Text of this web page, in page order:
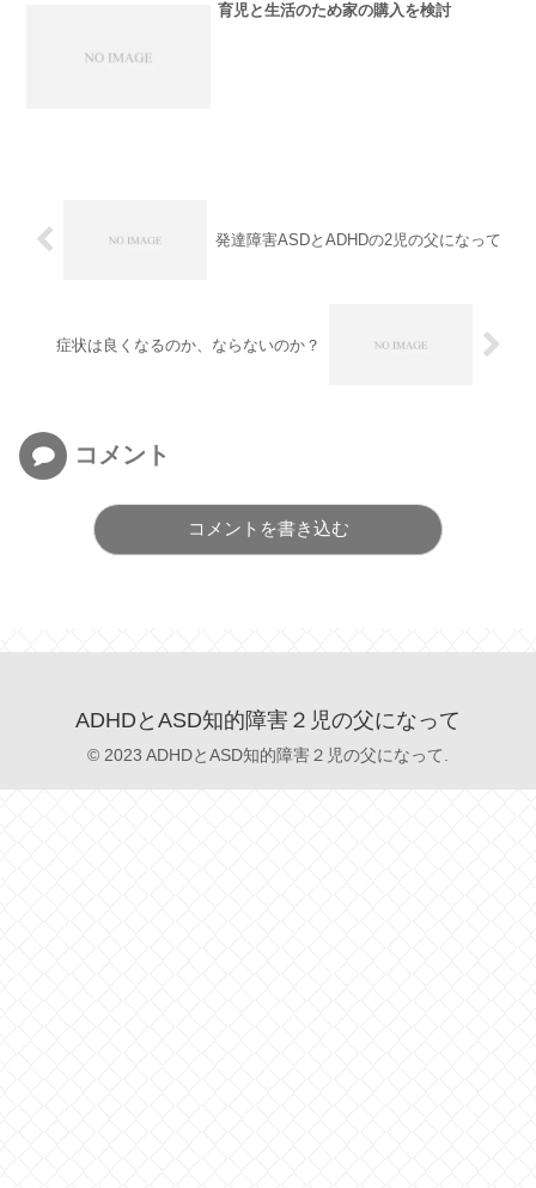
育児と生活のため家の購入を検討
発達障害ASDとADHDの2児の父になって
症状は良くなるのか、ならないのか？
コメント
コメントを書き込む
ADHDとASD知的障害２児の父になって
© 2023 ADHDとASD知的障害２児の父になって.